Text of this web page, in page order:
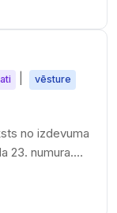
vēsture
no izdevuma
23. numura.